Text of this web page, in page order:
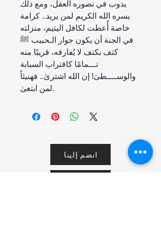
يذوب في تصوره العقل، ومع ذلك
يسره الله الكريم لمن يريد.. كرامة
خاصة أُعطت لكافل اليتيم، منزلته
في الجنة أن يكون جوار الـحبيب ﷺ
كتف بكتف لا يُفارقه، قريبًا منه
تـــمامًا كاقتراب السبابة
والوســــطىٰ! إن الله اشترىٰ.. فهنيئاً
لمن ابتغىٰ.
انضم إلينا